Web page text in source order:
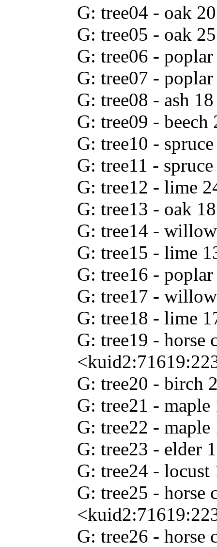
G: tree04 - oak
G: tree05 - oak
G: tree06 -
G: tree07 -
G: tree08 - ash
G: tree09 -
G: tree10 -
G: tree11 -
G: tree12 - lime
G: tree13 - oak
G: tree14 -
G: tree15 - lime
G: tree16 -
G: tree17 -
G: tree18 - lime
G: tree19 - horse
G: tree20 - birch
G: tree21 -
G: tree22 -
G: tree23 - elder
G: tree24 -
G: tree25 - horse
G: tree26 - horse